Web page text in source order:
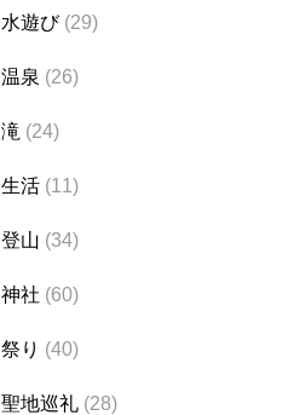
水遊び(29)
温泉 (26)
滝 (24)
生活 (11)
登山 (34)
神社 (60)
祭り (40)
聖地巡礼 (28)